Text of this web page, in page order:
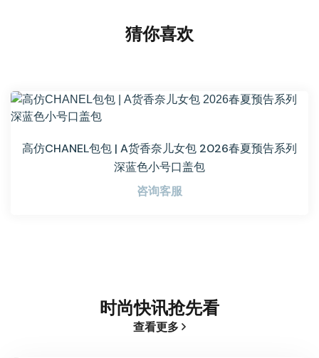
猜你喜欢
高仿CHANEL包包 | A货香奈儿女包 2026春夏预告系列
黑色小号口盖包
咨询客服
时尚快讯抢先看
查看更多